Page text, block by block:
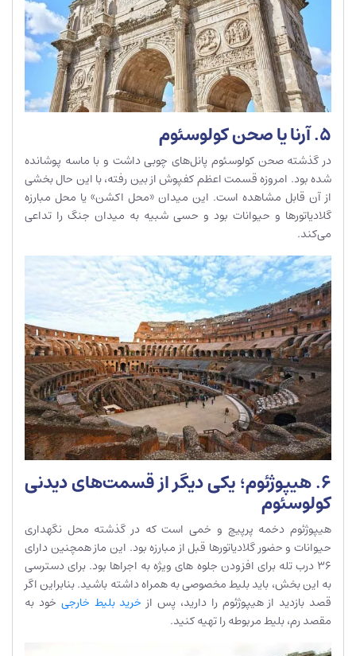
5. آرنا یا صحن کولوسئوم
در گذشته صحن کولوسئوم پانل‌های چوبی داشت و با ماسه پوشانده
شده بود. امروزه قسمت اعظم کفپوش از بین رفته، با این حال بخشی
از آن قابل مشاهده است. این میدان «محل اکشن» یا محل مبارزه
گلادیاتورها و حیوانات بود و حسی شبیه به میدان جنگ را تداعی
می‌کند.
6. هیپوژئوم؛ یکی دیگر از قسمت‌های دیدنی
کولوسئوم
هیپوژئوم دخمه پرپیچ و خمی است که در گذشته محل نگهداری
حیوانات و حضور گلادیاتورها قبل از مبارزه بود. این ماز همچنین دارای
36 درب تله برای افزودن جلوه های ویژه به اجراها بود. برای دسترسی
به این بخش، باید بلیط مخصوصی به همراه داشته باشید. بنابراین اگر
قصد بازدید از هیپوژئوم را دارید، پس از خرید بلیط خارجی خود به
مقصد رم، بلیط مربوطه را تهیه کنید.